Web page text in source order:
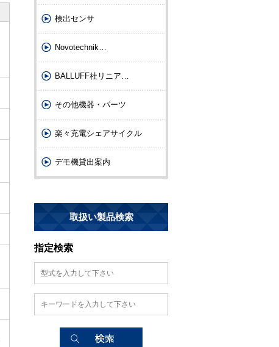
検出センサ
Novotechnik…
BALLUFF社リニア…
その他機器・パーツ
楽々充電シェアサイクル
デモ機貸出案内
取扱い製品検索
指定検索